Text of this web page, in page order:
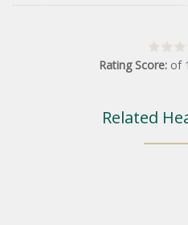
Rating Score: of
Related